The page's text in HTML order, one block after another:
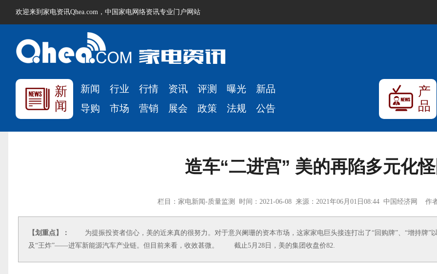
欢迎来到家电资讯Qhea.com，中国家电网络资讯专业门户网站
新
闻
新闻 行业 行情 资讯 评测 曝光
新品
导购
市场 营销 展会 政策 法规 公告
产
品
造车“二进宫” 美的再陷多元化怪
栏目：家电新闻-质量监测 时间：2021-06-08 来源：2021年06月01日08:44 中国经济网 作
【划重点】：
为提振投资者信心，美的近来真的很努力。对于意兴阑珊的资本市场，这家家电巨头接连打出了“回购牌”、“增持牌”以
及“王炸”——进军新能源汽车产业链。但目前来看，收效甚微。 截止5月28日，美的集团收盘价82.